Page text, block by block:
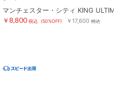
マンチェスター・シティ KING
￥8,800 税込 (50%OFF) ￥17,600 税込